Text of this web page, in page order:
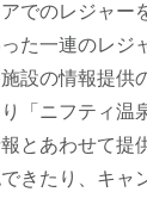
でのレジャー
た一連のレ
設の情報提供
「ニフティ温
とあわせて提
きたり、キャ